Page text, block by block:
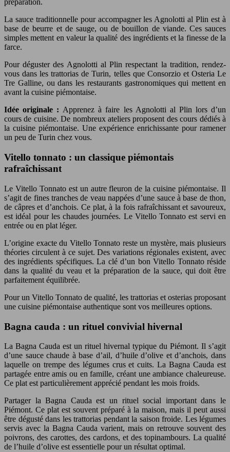
préparation.
La sauce traditionnelle pour accompagner les Agnolotti al Plin est à
base de beurre et de sauge, ou de bouillon de viande. Ces sauces
simples mettent en valeur la qualité des ingrédients et la finesse de la
farce.
Pour déguster des Agnolotti al Plin respectant la tradition, rendez-
vous dans les trattorias de Turin, telles que Consorzio et Osteria Le
Tre Galline, ou dans les restaurants gastronomiques qui mettent en
avant la cuisine piémontaise.
Idée originale :Apprenez à faire les Agnolotti al Plin lors d’un
cours de cuisine. De nombreux ateliers proposent des cours dédiés à
la cuisine piémontaise. Une expérience enrichissante pour ramener
un peu de Turin chez vous.
Vitello tonnato : un classique piémontais
rafraîchissant
Le Vitello Tonnato est un autre fleuron de la cuisine piémontaise. Il
s’agit de fines tranches de veau nappées d’une sauce à base de thon,
de câpres et d’anchois. Ce plat, à la fois rafraîchissant et savoureux,
est idéal pour les chaudes journées. Le Vitello Tonnato est servi en
entrée ou en plat léger.
L’origine exacte du Vitello Tonnato reste un mystère, mais plusieurs
théories circulent à ce sujet. Des variations régionales existent, avec
des ingrédients spécifiques. La clé d’un bon Vitello Tonnato réside
dans la qualité du veau et la préparation de la sauce, qui doit être
parfaitement équilibrée.
Pour un Vitello Tonnato de qualité, les trattorias et osterias proposant
une cuisine piémontaise authentique sont vos meilleures options.
Bagna cauda : un rituel convivial hivernal
La Bagna Cauda est un rituel hivernal typique du Piémont. Il s’agit
d’une sauce chaude à base d’ail, d’huile d’olive et d’anchois, dans
laquelle on trempe des légumes crus et cuits. La Bagna Cauda est
partagée entre amis ou en famille, créant une ambiance chaleureuse.
Ce plat est particulièrement apprécié pendant les mois froids.
Partager la Bagna Cauda est un rituel social important dans le
Piémont. Ce plat est souvent préparé à la maison, mais il peut aussi
être dégusté dans les trattorias pendant la saison froide. Les légumes
servis avec la Bagna Cauda varient, mais on retrouve souvent des
poivrons, des carottes, des cardons, et des topinambours. La qualité
de l’huile d’olive est essentielle pour un résultat optimal.